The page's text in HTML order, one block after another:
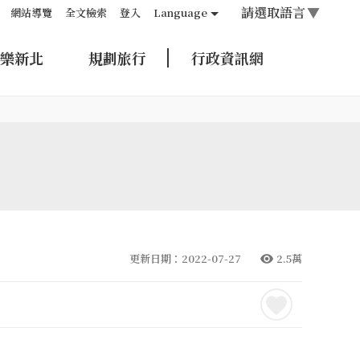
網站導覽 全文檢索 登入 Language 請選取語言▼
新北 規劃旅行 行政資訊網
更新日期：2022-07-27 2.5萬